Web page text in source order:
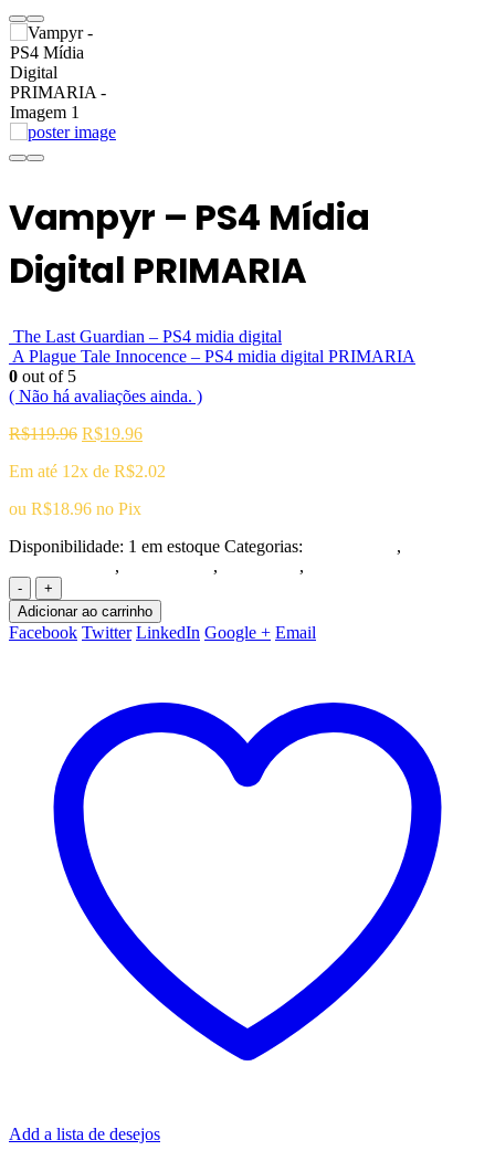
Vampyr – PS4 Mídia
Digital PRIMARIA
The Last Guardian – PS4 midia digital
A Plague Tale Innocence – PS4 midia digital PRIMARIA
0 out of 5
( Não há avaliações ainda. )
R$119.96 O
original
R$119.96.
R$19.96O
atual
Em até 12x de R$2.02
ou R$18.96 no Pix
Disponibilidade: 1 em estoque Categorias:
,
, , ,
-
+
Adicionar ao carrinho
Facebook Twitter LinkedIn Google + Email
Add a lista de desejos